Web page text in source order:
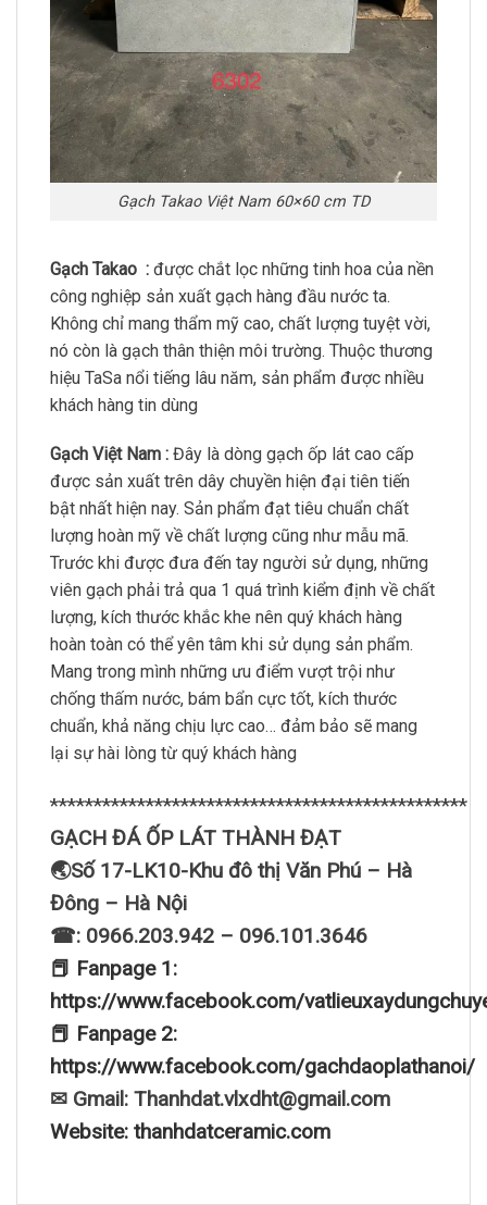
Gạch Takao Việt Nam 60×60 cm TD
Gạch Takao : được chắt lọc những tinh hoa của nền
công nghiệp sản xuất gạch hàng đầu nước ta.
Không chỉ mang thẩm mỹ cao, chất lượng tuyệt vời,
nó còn là gạch thân thiện môi trường. Thuộc thương
hiệu TaSa nổi tiếng lâu năm, sản phẩm được nhiều
khách hàng tin dùng
Gạch Việt Nam : Đây là dòng gạch ốp lát cao cấp
được sản xuất trên dây chuyền hiện đại tiên tiến
bật nhất hiện nay. Sản phẩm đạt tiêu chuẩn chất
lượng hoàn mỹ về chất lượng cũng như mẫu mã.
Trước khi được đưa đến tay người sử dụng, những
viên gạch phải trả qua 1 quá trình kiểm định về chất
lượng, kích thước khắc khe nên quý khách hàng
hoàn toàn có thể yên tâm khi sử dụng sản phẩm.
Mang trong mình những ưu điểm vượt trội như
chống thấm nước, bám bẩn cực tốt, kích thước
chuẩn, khả năng chịu lực cao… đảm bảo sẽ mang
lại sự hài lòng từ quý khách hàng
************************************************
GẠCH ĐÁ ỐP LÁT THÀNH ĐẠT
🌏Số 17-LK10-Khu đô thị Văn Phú – Hà
Đông – Hà Nội
☎: 0966.203.942 – 096.101.3646
📕 Fanpage 1:
https://www.facebook.com/
📕 Fanpage 2:
https://www.facebook.com/gachdaoplathanoi/
✉ Gmail: Thanhdat.vlxdht@gmail.com
Website: thanhdatceramic.com